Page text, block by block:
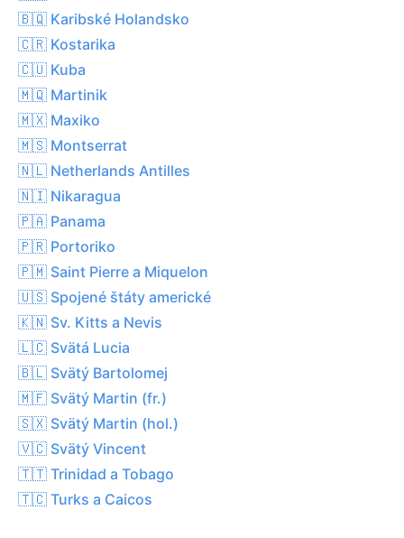
🇧🇶 Karibské Holandsko
🇨🇷 Kostarika
🇨🇺 Kuba
🇲🇶 Martinik
🇲🇽 Maxiko
🇲🇸 Montserrat
🇳🇱 Netherlands Antilles
🇳🇮 Nikaragua
🇵🇦 Panama
🇵🇷 Portoriko
🇵🇲 Saint Pierre a Miquelon
🇺🇸 Spojené štáty americké
🇰🇳 Sv. Kitts a Nevis
🇱🇨 Svätá Lucia
🇧🇱 Svätý Bartolomej
🇲🇫 Svätý Martin (fr.)
🇸🇽 Svätý Martin (hol.)
🇻🇨 Svätý Vincent
🇹🇹 Trinidad a Tobago
🇹🇨 Turks a Caicos